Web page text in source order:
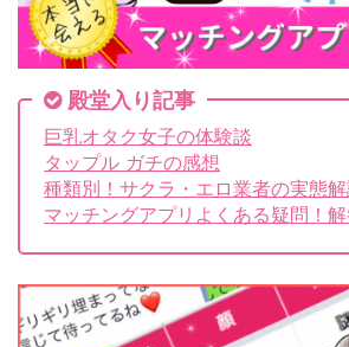
殿堂入り記事
巨乳オタク女子の体験談
タップル ガチの感想
種類別！サクラ・エロ業者の実態
マッチングアプリよくある疑問！